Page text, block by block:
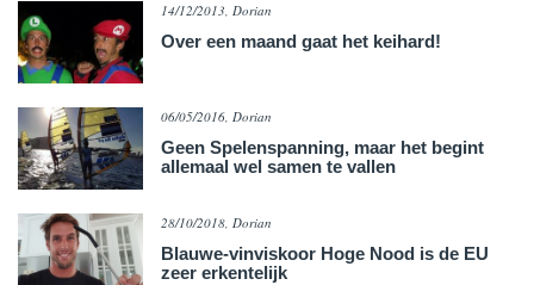
14/12/2013, Dorian
Over een maand gaat het keihard!
06/05/2016, Dorian
Geen Spelenspanning, maar het begint
allemaal wel samen te vallen
28/10/2018, Dorian
Blauwe-vinviskoor Hoge Nood is de EU
zeer erkentelijk